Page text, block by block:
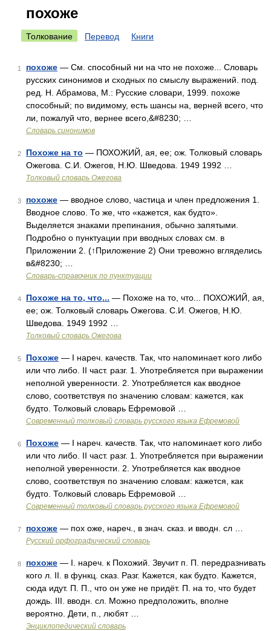
похоже
Толкование Перевод Книги
1 похоже — См. способный ни на что не похоже... Словарь
русских синонимов и сходных по смыслу выражений. под.
ред. Н. Абрамова, М.: Русские словари, 1999. похоже
способный; по видимому, есть шансы на, верней всего, что
ли, пожалуй что, вернее всего,&#8230; …
Словарь синонимов
2 Похоже на то — ПОХОЖИЙ, ая, ее; ож. Толковый словарь
Ожегова. С.И. Ожегов, Н.Ю. Шведова. 1949 1992 …
Толковый словарь Ожегова
3 похоже — вводное слово, частица и член предложения 1.
Вводное слово. То же, что «кажется, как будто».
Выделяется знаками препинания, обычно запятыми.
Подробно о пунктуации при вводных словах см. в
Приложении 2. (↑Приложение 2) Они тревожно вгляделись
в&#8230; …
Словарь-справочник по пунктуации
4 Похоже на то, что... — Похоже на то, что... ПОХОЖИЙ, ая,
ее; ож. Толковый словарь Ожегова. С.И. Ожегов, Н.Ю.
Шведова. 1949 1992 …
Толковый словарь Ожегова
5 Похоже — I нареч. качеств. Так, что напоминает кого либо
или что либо. II част. разг. 1. Употребляется при выражении
неполной уверенности. 2. Употребляется как вводное
слово, соответствуя по значению словам: кажется, как
будто. Толковый словарь Ефремовой …
Современный толковый словарь русского языка Ефремовой
6 Похоже — I нареч. качеств. Так, что напоминает кого либо
или что либо. II част. разг. 1. Употребляется при выражении
неполной уверенности. 2. Употребляется как вводное
слово, соответствуя по значению словам: кажется, как
будто. Толковый словарь Ефремовой …
Современный толковый словарь русского языка Ефремовой
7 похоже — пох оже, нареч., в знач. сказ. и вводн. сл …
Русский орфографический словарь
8 похоже — I. нареч. к Похожий. Звучит п. П. передразнивать
кого л. II. в функц. сказ. Разг. Кажется, как будто. Кажется,
сюда идут. П. П., что он уже не придёт. П. на то, что будет
дождь. III. вводн. сл. Можно предположить, вполне
вероятно. Дети, п., любят …
Энциклопедический словарь